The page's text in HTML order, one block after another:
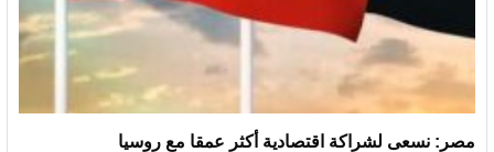
مصر: نسعى لشراكة اقتصادية أكثر عمقا مع روسيا